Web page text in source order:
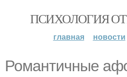
ПСИХОЛОГИЯ
главная новости
Романтичные